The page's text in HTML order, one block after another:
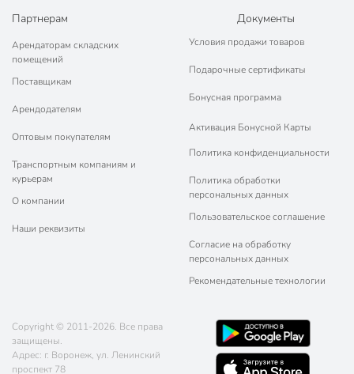
Партнерам
Арендаторам складских
помещений
Поставщикам
Арендодателям
Оптовым покупателям
Транспортным компаниям и
курьерам
О компании
Наши реквизиты
Документы
Условия продажи товаров
Подарочные сертификаты
Бонусная программа
Активация Бонусной Карты
Политика конфиденциальности
Политика обработки
персональных данных
Пользовательское соглашение
Согласие на обработку
персональных данных
Рекомендательные технологии
Copyright © 2011-2026. Все права
защищены.
Адрес: г. Воронеж, ул. Ленинский
проспект 78